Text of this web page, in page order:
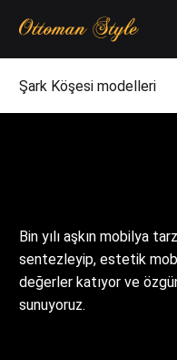
Şark Köşesi modelleri
Bin yılı aşkın mobilya
sentezleyip, estetik
değerler katıyor ve
sunuyoruz.